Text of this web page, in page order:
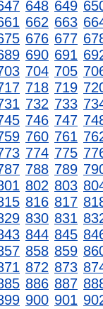
648 649
662 663
676 677
690 691
704 705
718 719
732 733
746 747
760 761
774 775
788 789
802 803
816 817
830 831
844 845
858 859
872 873
886 887
900 901